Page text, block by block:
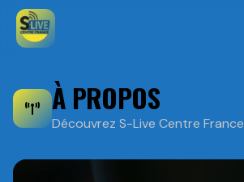
À PROPOS
Découvrez S-Live Centre France